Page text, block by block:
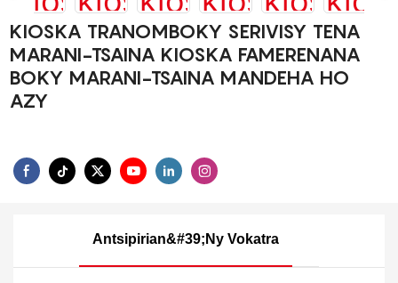
KIOSKA TRANOMBOKY SERIVISY TENA
MARANI-TSAINA KIOSKA FAMERENANA
BOKY MARANI-TSAINA MANDEHA HO
AZY
Antsipirian&#39;ny Vokatra